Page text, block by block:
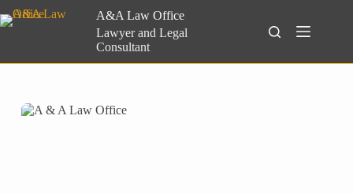
to
A&A Law Office
Lawyer and Legal
Consultant
Search